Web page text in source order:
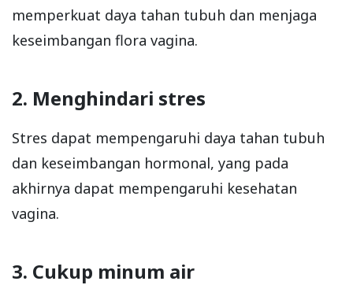
memperkuat daya tahan tubuh dan menjaga
keseimbangan flora vagina.
2. Menghindari stres
Stres dapat mempengaruhi daya tahan tubuh
dan keseimbangan hormonal, yang pada
akhirnya dapat mempengaruhi kesehatan
vagina.
3. Cukup minum air